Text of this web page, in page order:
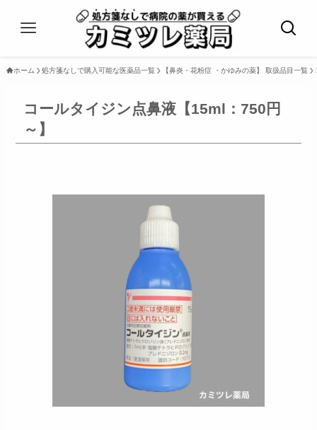
ホーム 処方箋なしで購入可能な医薬品一覧 【鼻炎・花粉症 ・かゆみの薬】 取扱品目一覧
コールタイジン点鼻液【15ml：750円
～】